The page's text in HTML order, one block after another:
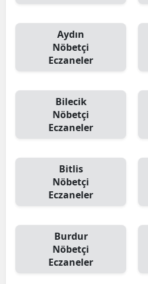
Aydın
Nöbetçi
Eczaneler
Bilecik
Nöbetçi
Eczaneler
Bitlis
Nöbetçi
Eczaneler
Burdur
Nöbetçi
Eczaneler